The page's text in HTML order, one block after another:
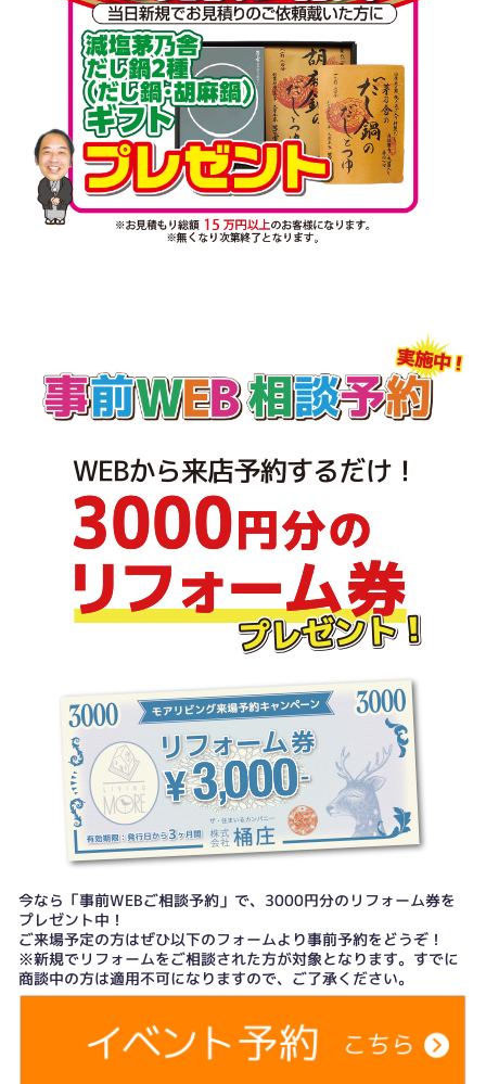
今なら「事前WEBご相談予約」で、3000円分のリフォーム券を
プレゼント中！
ご来場予定の方はぜひ以下のフォームより事前予約をどうぞ！
※新規でリフォームをご相談された方が対象となります。すでに
商談中の方は適用不可になりますので、ご了承ください。